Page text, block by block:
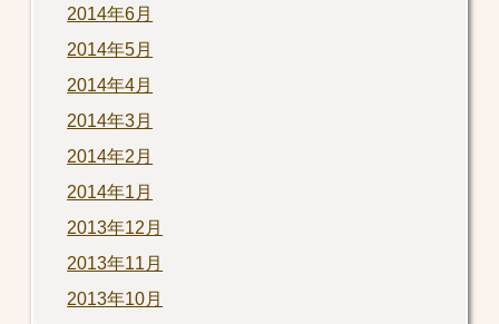
2014年6月
2014年5月
2014年4月
2014年3月
2014年2月
2014年1月
2013年12月
2013年11月
2013年10月